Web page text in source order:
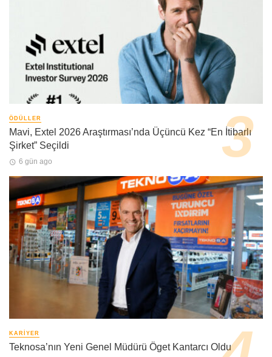
ÖDÜLLER
Mavi, Extel 2026 Araştırması’nda Üçüncü Kez “En İtibarlı
Şirket” Seçildi
6 gün ago
KARIYER
Teknosa’nın Yeni Genel Müdürü Öget Kantarcı Oldu